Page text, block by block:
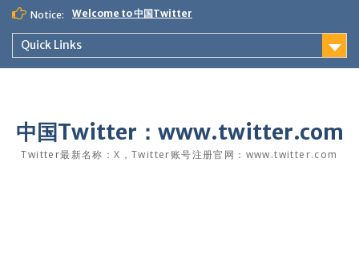
Skip
content
Notice: Welcome to 中国Twitter
Quick Links
中国Twitter：www.twitter.com
Twitter最新名称：X，Twitter账号注册官网：www.twitter.com